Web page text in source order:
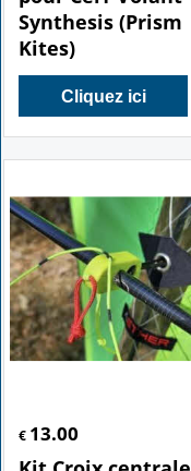
Synthesis (Prism
Kites)
Cliquez ici
€ 13.00